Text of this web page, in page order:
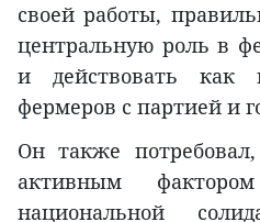
своей работы,
центральную роль в
и действовать как
фермеров с партией и
Он также
активным
национальной